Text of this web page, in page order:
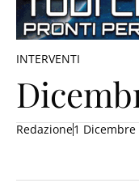
INTERVENTI
Redazione1 Dicembre